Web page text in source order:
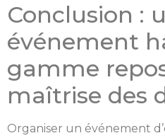
Conclusion :
événement
gamme
maîtrise des
Organiser un événement